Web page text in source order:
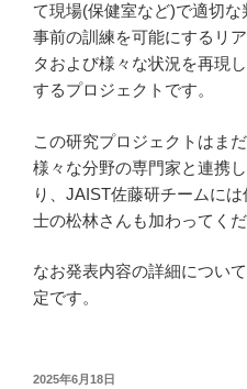
て現場(保健室など)で適切な
事前の訓練を可能にするリ
タおよび様々な状況を再現
するプロジェクトです。
この研究プロジェクトはま
様々な分野の専門家と連携
り、JAIST佐藤研チームに
士の松林さんも加わってくだ
なお発表内容の詳細につい
定です。
投
2025年6月18日